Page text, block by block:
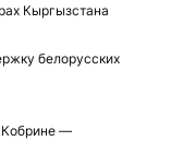
Кыргызстана
белорусских
Кобрине —